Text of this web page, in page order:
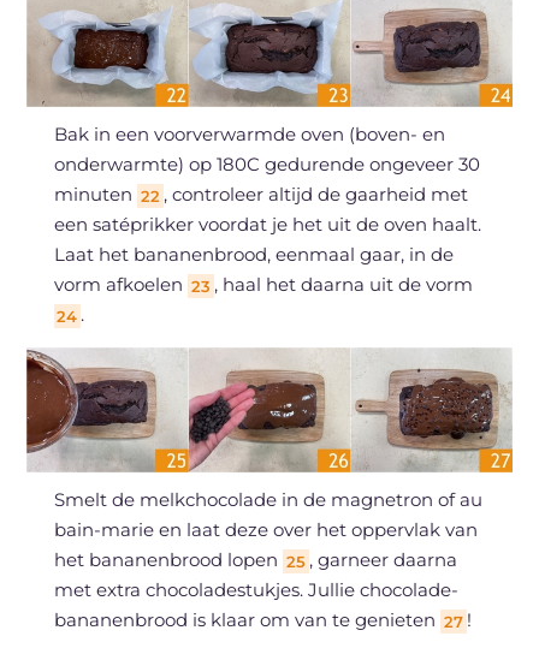
Bak in een voorverwarmde oven (boven- en
onderwarmte) op 180C gedurende ongeveer 30
minuten 22 , controleer altijd de gaarheid met
een satéprikker voordat je het uit de oven haalt.
Laat het bananenbrood, eenmaal gaar, in de
vorm afkoelen 23 , haal het daarna uit de vorm
24 .
Smelt de melkchocolade in de magnetron of au
bain-marie en laat deze over het oppervlak van
het bananenbrood lopen 25 , garneer daarna
met extra chocoladestukjes. Jullie chocolade-
bananenbrood is klaar om van te genieten 27 !